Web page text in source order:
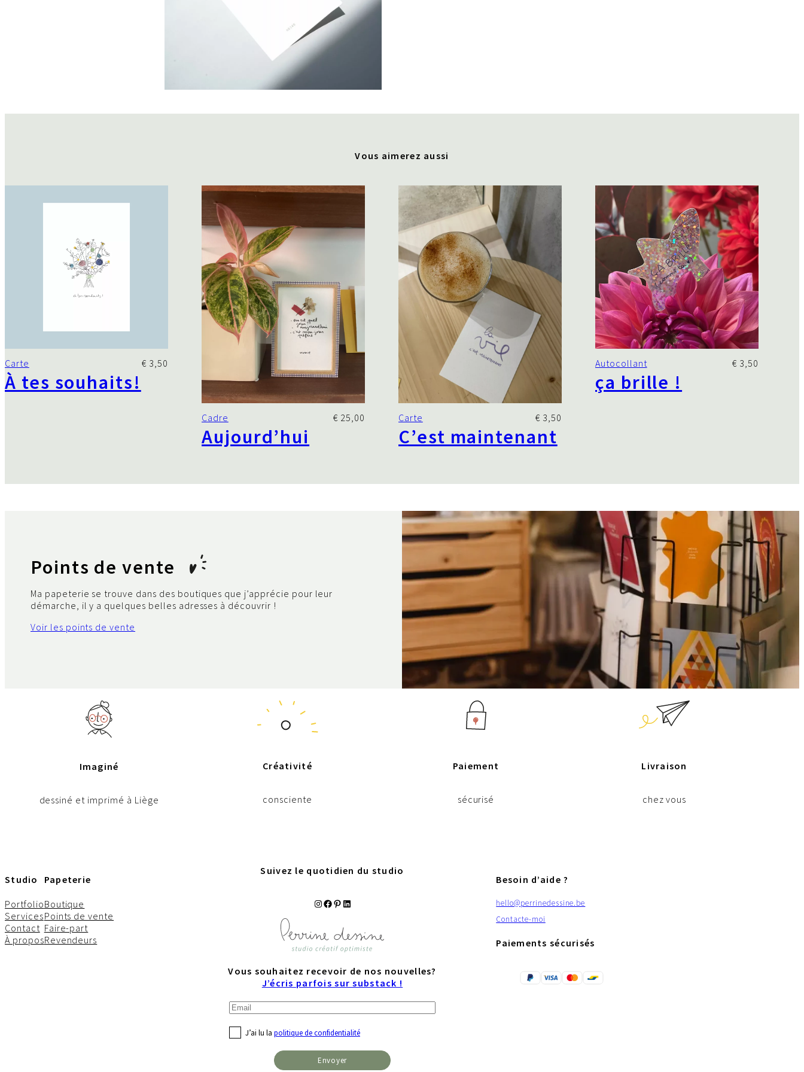
Vous aimerez aussi
Carte € 3,50
À tes souhaits!
Cadre € 25,00
Aujourd’hui
Carte € 3,50
C’est maintenant
Autocollant € 3,50
ça brille !
Points de vente
Ma papeterie se trouve dans des boutiques que j’apprécie pour leur
démarche, il y a quelques belles adresses à découvrir !
Voir les points de vente
Imaginé
dessiné et imprimé à Liège
Créativité
consciente
Paiement
sécurisé
Livraison
chez vous
Studio
Portfolio
Services
Contact
À propos
Papeterie
Boutique
Points de vente
Faire-part
Revendeurs
Suivez le quotidien du studio
Instagram Facebook Pinterest LinkedIn
Vous souhaitez recevoir de nos nouvelles?
J’écris parfois sur substack !
J’ai lu la politique de confidentialité
Besoin d’aide ?
hello@perrinedessine.be
Contacte-moi
Paiements sécurisés